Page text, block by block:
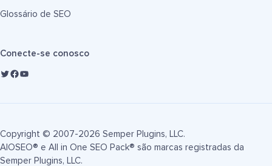
Glossário de SEO
Conecte-se conosco
Copyright © 2007-2026 Semper Plugins, LLC.
AIOSEO® e All in One SEO Pack® são marcas registradas da
Semper Plugins, LLC.